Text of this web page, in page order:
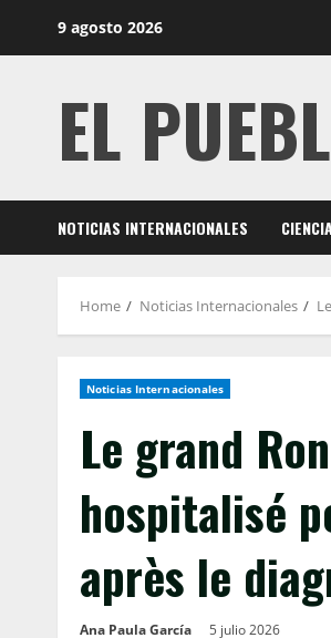
9 agosto 2026
EL
NOTICIAS INTERNACIONALES
Home Noticias Internacionales
Noticias Internacionales
Le grand
hospitalisé
après le
Ana Paula García 5 julio 2026